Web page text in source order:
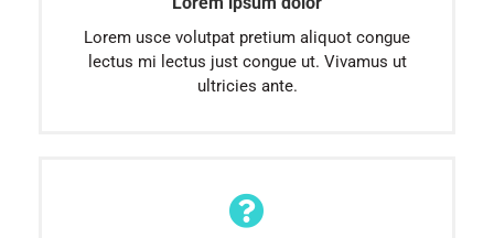
Lorem usce volutpat pretium aliquot congue
lectus mi lectus just congue ut. Vivamus ut
ultricies ante.